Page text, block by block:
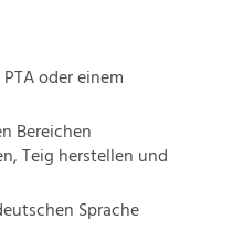
oder einem
Bereichen
Teig herstellen und
Sprache